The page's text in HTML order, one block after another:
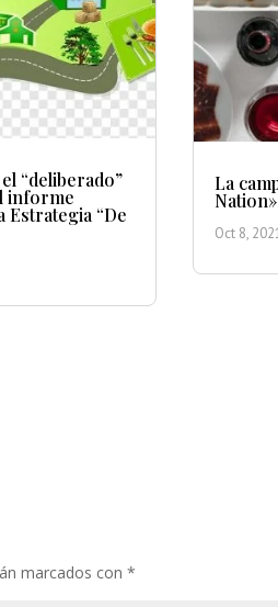
“deliberado”
informe
Estrategia “De
La
Oct 8,
marcados con*